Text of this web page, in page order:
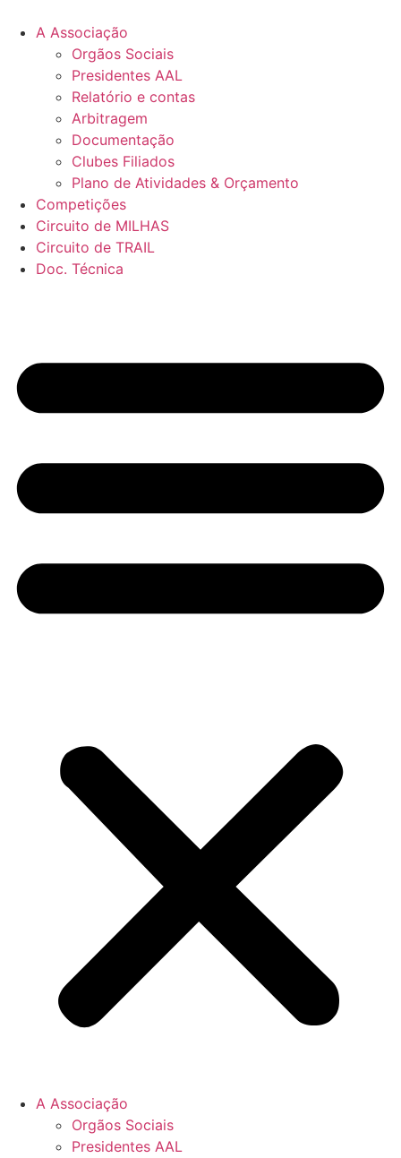
para
conteúdo
A Associação
Orgãos Sociais
Presidentes AAL
Relatório e contas
Arbitragem
Documentação
Clubes Filiados
Plano de Atividades & Orçamento
Competições
Circuito de MILHAS
Circuito de TRAIL
Doc. Técnica
A Associação
Orgãos Sociais
Presidentes AAL